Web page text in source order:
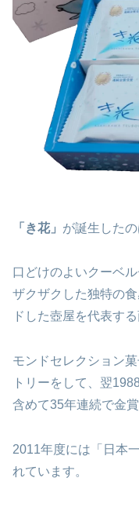
「き花」 が誕生した
口どけのよいクーベ
ザクザクした独特の
ドした壺屋を代表す
モンドセレクション
トリーをして、翌
含めて35年連続で金
2011年度には「日本
れています。